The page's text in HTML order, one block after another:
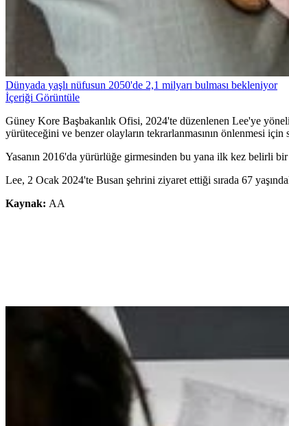
Dünyada yaşlı nüfusun 2050'de 2,1 milyarı bulması bekleniyor
İçeriği Görüntüle
Güney Kore Başbakanlık Ofisi, 2024'te düzenlenen Lee'ye
yürüteceğini ve benzer olayların tekrarlanmasının önlenmesi için
Yasanın 2016'da yürürlüğe girmesinden bu yana ilk kez belirli bir
Lee, 2 Ocak 2024'te Busan şehrini ziyaret ettiği sırada 67
Kaynak: AA